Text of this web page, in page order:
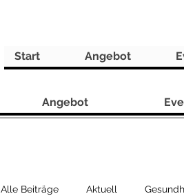
Start Angebot
Alle Beiträge Aktuell
Angebot